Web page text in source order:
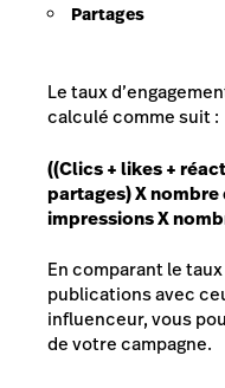
Partages
Le taux
calculé comme suit :
((Clics + likes +
partages) X
impressions X
En comparant le
publications avec
influenceur, vous
de votre campagne.